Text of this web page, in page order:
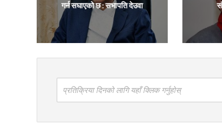
गर्न सघाएको छ : सभापति देउवा
प्रतिक्रिया दिनको लागि यहाँ क्लिक गर्नुहोस्